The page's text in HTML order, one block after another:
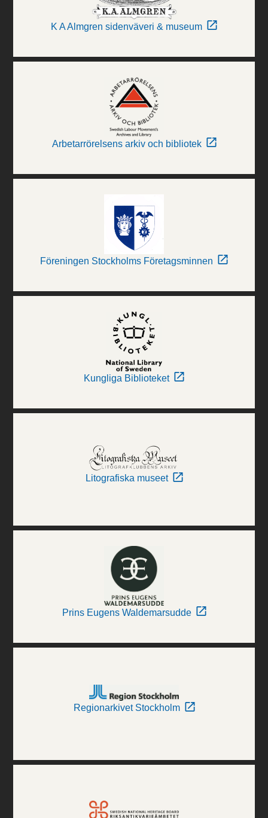
K A Almgren sidenväveri & museum
Arbetarrörelsens arkiv och bibliotek
Föreningen Stockholms Företagsminnen
Kungliga Biblioteket
Litografiska museet
Prins Eugens Waldemarsudde
Regionarkivet Stockholm